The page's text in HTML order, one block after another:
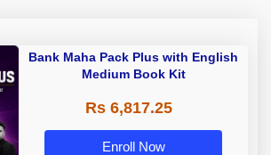
Bank Maha Pack Plus with English
Medium Book Kit
Rs 6,817.25
Enroll Now